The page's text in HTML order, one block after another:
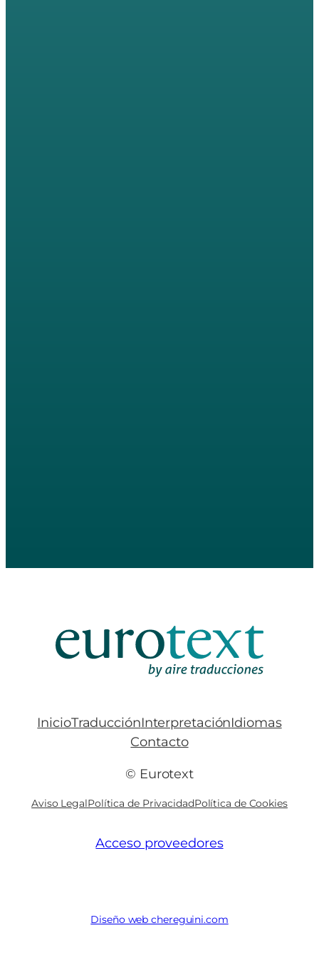
InicioTraducciónInterpretaciónIdiomas
Contacto
© Eurotext
Aviso LegalPolítica de PrivacidadPolítica de Cookies
Acceso proveedores
Diseño web chereguini.com